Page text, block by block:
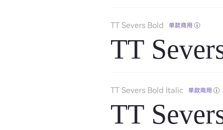
TT Severs Bold 单款商用
TT
TT Severs Bold Italic 单款商用
TT